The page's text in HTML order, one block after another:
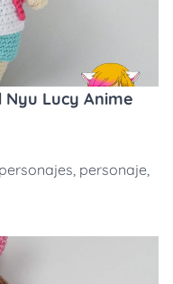
Nyu Lucy Anime
personajes, personaje,